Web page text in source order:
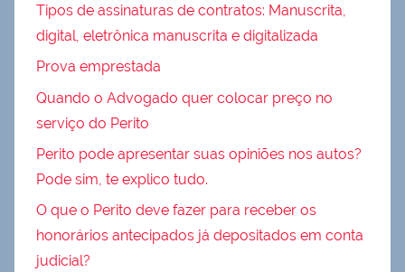
Tipos de assinaturas de contratos: Manuscrita,
digital, eletrônica manuscrita e digitalizada
Prova emprestada
Quando o Advogado quer colocar preço no
serviço do Perito
Perito pode apresentar suas opiniões nos autos?
Pode sim, te explico tudo.
O que o Perito deve fazer para receber os
honorários antecipados já depositados em conta
judicial?